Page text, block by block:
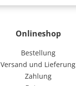
Onlineshop
Bestellung
Versand und Lieferung
Zahlung